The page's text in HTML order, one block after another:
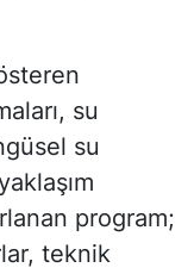
su
su
program;
teknik